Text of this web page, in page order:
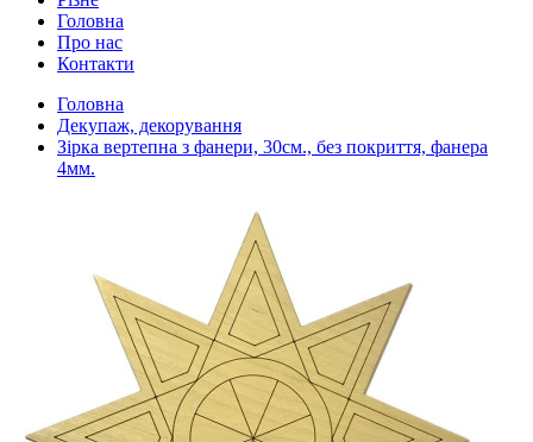
Головна
Про нас
Контакти
Головна
Декупаж, декорування
Зірка вертепна з фанери, 30см., без покриття, фанера
4мм.